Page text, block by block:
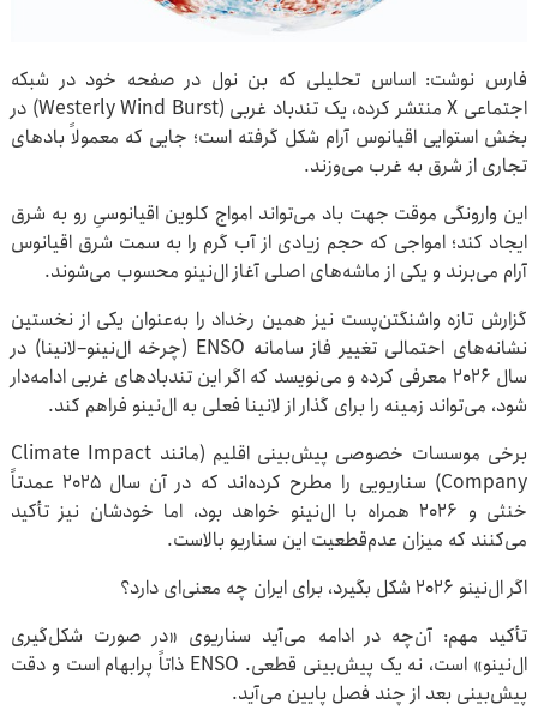
فارس نوشت: اساس تحلیلی که بن نول در صفحه خود در شبکه
اجتماعی X منتشر کرده، یک تندباد غربی (Westerly Wind Burst) در
بخش استوایی اقیانوس آرام شکل گرفته است؛ جایی که معمولاً بادهای
تجاری از شرق به غرب می‌وزند.
این وارونگی موقت جهت باد می‌تواند امواج کلوین اقیانوسیِ رو به شرق
ایجاد کند؛ امواجی که حجم زیادی از آب گرم را به سمت شرق اقیانوس
آرام می‌برند و یکی از ماشه‌های اصلی آغاز ال‌نینو محسوب می‌شوند.
گزارش تازه واشنگتن‌پست نیز همین رخداد را به‌عنوان یکی از نخستین
نشانه‌های احتمالی تغییر فاز سامانه ENSO (چرخه ال‌نینو–لانینا) در
سال ۲۰۲۶ معرفی کرده و می‌نویسد که اگر این تندبادهای غربی ادامه‌دار
شود، می‌تواند زمینه را برای گذار از لانینا فعلی به ال‌نینو فراهم کند.
برخی موسسات خصوصی پیش‌بینی اقلیم (مانند Climate Impact
Company) سناریویی را مطرح کرده‌اند که در آن سال ۲۰۲۵ عمدتاً
خنثی و ۲۰۲۶ همراه با ال‌نینو خواهد بود، اما خودشان نیز تأکید
می‌کنند که میزان عدم‌قطعیت این سناریو بالاست.
اگر ال‌نینو ۲۰۲۶ شکل بگیرد، برای ایران چه معنی‌ای دارد؟
تأکید مهم: آن‌چه در ادامه می‌آید سناریوی «در صورت شکل‌گیری
ال‌نینو» است، نه یک پیش‌بینی قطعی. ENSO ذاتاً پرابهام است و دقت
پیش‌بینی بعد از چند فصل پایین می‌آید.